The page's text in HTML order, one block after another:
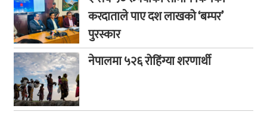
करदाताले पाए दश लाखको ‘बम्पर’
पुरस्कार
नेपालमा ५२६ रोहिंग्या शरणार्थी